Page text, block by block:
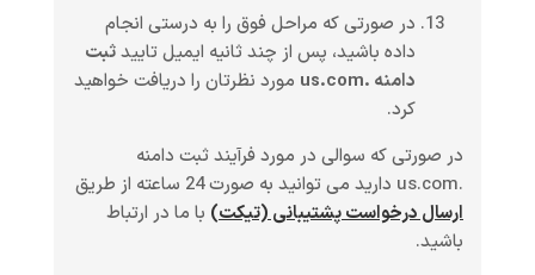
در صورتی که مراحل فوق را به درستی انجام
داده باشید، پس از چند ثانیه ایمیل تاییدثبت
دامنه .us.com
مورد نظرتان را دریافت خواهید
کرد.
در صورتی که سوالی در مورد فرآیند ثبت دامنه
.us.com دارید می توانید به صورت 24 ساعته از طریق
ارسال درخواست پشتیبانی (تیکت) با ما در ارتباط
باشید.